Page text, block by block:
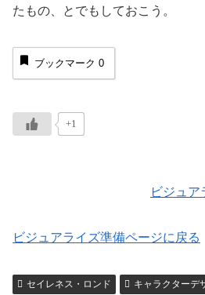
たもの、とでもしておこう。
ブックマーク 0
+1
ビジュア
ビジュアライズ準備ページに戻る
セイレネス・ロンド
キャラクターデ